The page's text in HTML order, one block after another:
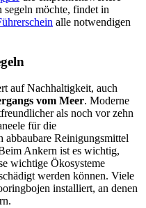
segeln möchte, findet in
alle notwendigen
auf Nachhaltigkeit, auch
vom Meer. Moderne
als noch vor zehn
für die
Reinigungsmittel
Ankern ist es wichtig,
wichtige Ökosysteme
werden können. Viele
installiert, an denen